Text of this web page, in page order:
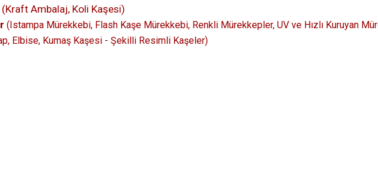
(Kraft Ambalaj, Koli Kaşesi)
(Istampa Mürekkebi, Flash Kaşe Mürekkebi, Renkli Mürekkepler, UV ve Hızlı Kuruyan
Elbise, Kumaş Kaşesi - Şekilli Resimli Kaşeler)